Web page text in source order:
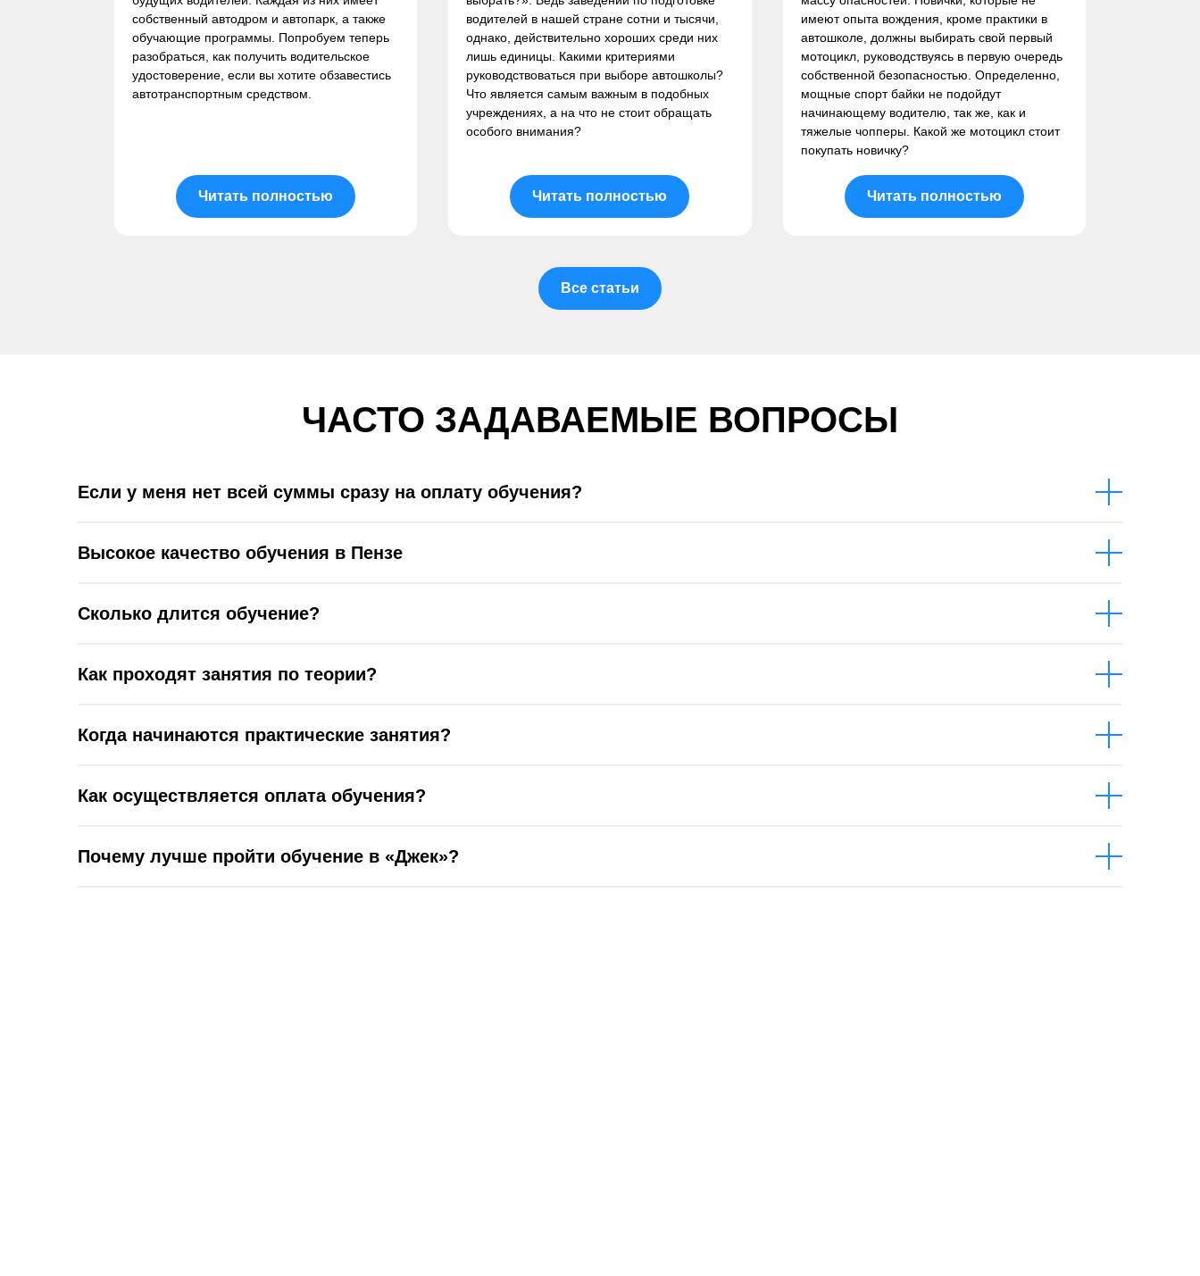
собственный автодром и автопарк, а также
обучающие программы. Попробуем теперь
разобраться, как получить водительское
удостоверение, если вы хотите обзавестись
автотранспортным средством.
Читать полностью
водителей в нашей стране сотни и тысячи,
однако, действительно хороших среди них
лишь единицы. Какими критериями
руководствоваться при выборе автошколы?
Что является самым важным в подобных
учреждениях, а на что не стоит обращать
особого внимания?
Читать полностью
имеют опыта вождения, кроме практики в
автошколе, должны выбирать свой первый
мотоцикл, руководствуясь в первую очередь
собственной безопасностью. Определенно,
мощные спорт байки не подойдут
начинающему водителю, так же, как и
тяжелые чопперы. Какой же мотоцикл стоит
покупать новичку?
Читать полностью
Все статьи
ЧАСТО ЗАДАВАЕМЫЕ ВОПРОСЫ
Если у меня нет всей суммы сразу на оплату обучения?
Высокое качество обучения в Пензе
Сколько длится обучение?
Как проходят занятия по теории?
Когда начинаются практические занятия?
Как осуществляется оплата обучения?
Почему лучше пройти обучение в «Джек»?